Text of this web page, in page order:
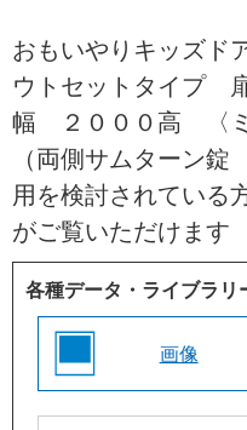
おもいやりキッズ
ウトセットタイプ
幅 ２０００高 〈
（両側サムターン
用を検討されている
がご覧いただけます
各種データ・ライブラリ
画像